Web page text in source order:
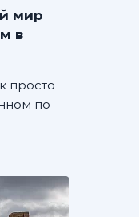
мир
в
просто
по